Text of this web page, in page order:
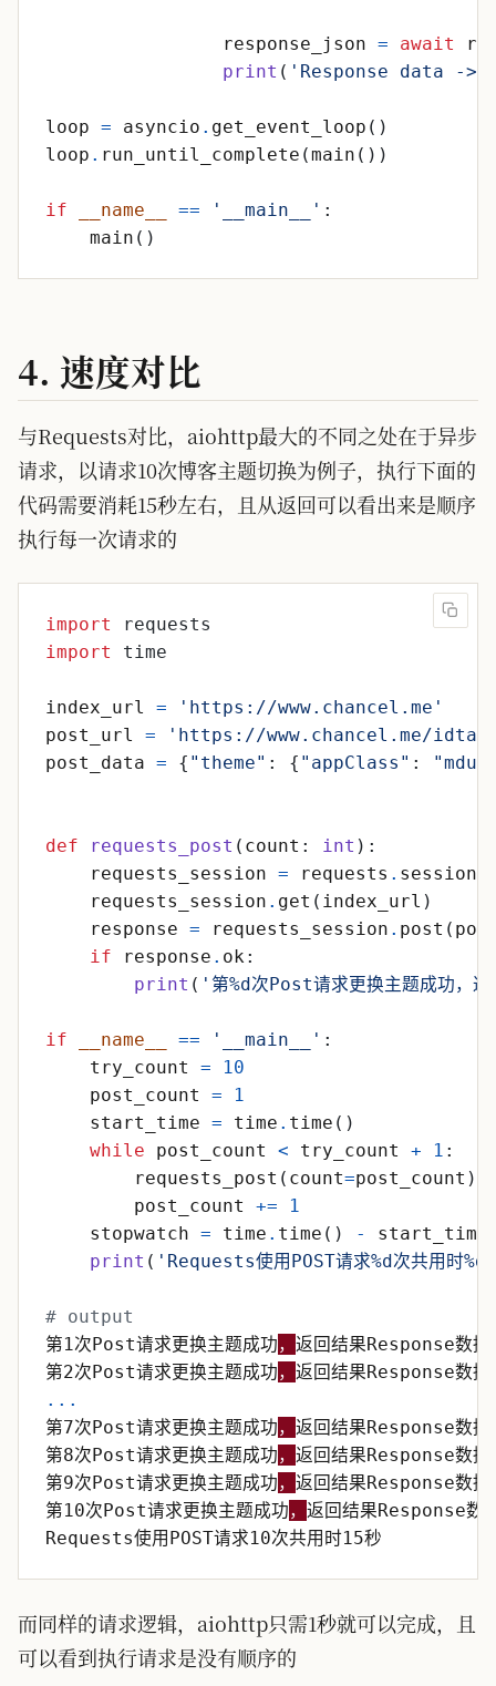
response_json = await
print ( ' Response data ->
loop = asyncio . get_event_loop ( )
loop . run_until_complete (main ( ) )
if __name__ == ' __main__ ' :
main ( )
4. 速度对比
与Requests对比，aiohttp最大的不同之处在于异步
请求，以请求10次博客主题切换为例子，执行下面的
代码需要消耗15秒左右，且从返回可以看出来是顺序
执行每一次请求的
import
requests
import
time
index_url = ' https://www.chancel.me '
post_url
= ' https://www.chancel.me/idtag
post_data = { " theme" : { " appClass " : "
def requests_post ( count : int ) :
requests_session = requests . session
requests_session . get ( index_url )
response = requests_session . post (
if
response . ok:
print ( ' 第%d次Post请求更换主题成功，
if __name__ == ' __main__ ' :
try_count
=
10
post_count
=
1
start_time = time . time ( )
while
post_count < try_count + 1 :
requests_post ( count=post_count )
post_count
+=
1
stopwatch = time . time ( ) -
start_time
print ( ' Requests使用POST请求%d次共用时%d
# output
第1次Post请求更换主题成功， 返回结果Response数据
第2次Post请求更换主题成功， 返回结果Response数据
. . .
第7次Post请求更换主题成功， 返回结果Response数据
第8次Post请求更换主题成功， 返回结果Response数据
第9次Post请求更换主题成功， 返回结果Response数据
第10次Post请求更换主题成功， 返回结果Response数
Requests使用POST请求10次共用时15秒
而同样的请求逻辑，aiohttp只需1秒就可以完成，且
可以看到执行请求是没有顺序的